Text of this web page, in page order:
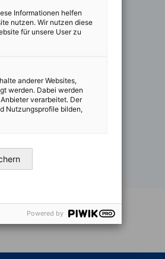
Trade & Invest
Informationen helfen
nutzen. Wir nutzen diese
für unsere User zu
anderer Websites,
werden. Dabei werden
verarbeitet. Der
Nutzungsprofile bilden,
Powered by